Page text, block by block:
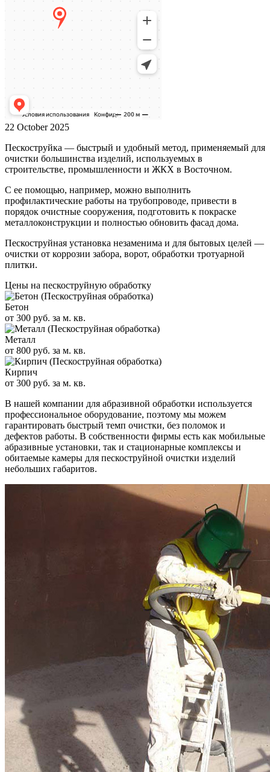
22 October 2025
Пескоструйка — быстрый и удобный метод, применяемый для
очистки большинства изделий, используемых в
строительстве, промышленности и ЖКХ в Восточном.
С ее помощью, например, можно выполнить
профилактические работы на трубопроводе, привести в
порядок очистные сооружения, подготовить к покраске
металлоконструкции и полностью обновить фасад дома.
Пескоструйная установка незаменима и для бытовых целей —
очистки от коррозии забора, ворот, обработки тротуарной
плитки.
Цены на пескоструйную обработку
Бетон
от 300 руб. за м. кв.
Металл
от 800 руб. за м. кв.
Кирпич
от 300 руб. за м. кв.
В нашей компании для абразивной обработки используется
профессиональное оборудование, поэтому мы можем
гарантировать быстрый темп очистки, без поломок и
дефектов работы. В собственности фирмы есть как мобильные
абразивные установки, так и стационарные комплексы и
обитаемые камеры для пескоструйной очистки изделий
небольших габаритов.